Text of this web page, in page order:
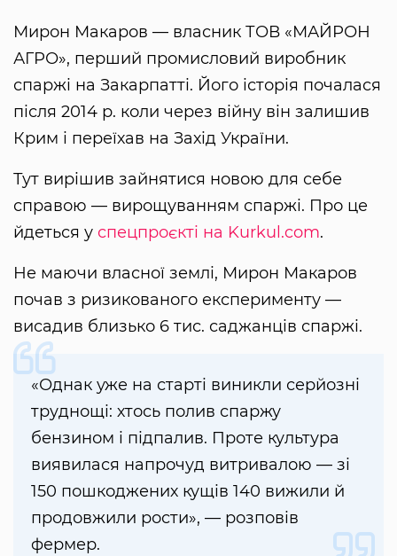
Мирон Макаров — власник ТОВ «МАЙРОН
АГРО», перший промисловий виробник
спаржі на Закарпатті. Його історія почалася
після 2014 р. коли через війну він залишив
Крим і переїхав на Захід України.
Тут вирішив зайнятися новою для себе
справою — вирощуванням спаржі. Про це
йдеться у спецпроєкті на Kurkul.com.
Не маючи власної землі, Мирон Макаров
почав з ризикованого експерименту —
висадив близько 6 тис. саджанців спаржі.
«Однак уже на старті виникли серйозні
труднощі: хтось полив спаржу
бензином і підпалив. Проте культура
виявилася напрочуд витривалою — зі
150 пошкоджених кущів 140 вижили й
продовжили рости», — розповів
фермер.